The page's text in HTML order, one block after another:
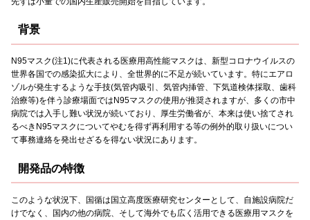
背景
N95マスク(注1)に代表される医療用高性能マスクは、新型コロナウイルスの
世界各国での感染拡大により、全世界的に不足が続いています。特にエアロ
ゾルが発生するような手技(気管内吸引、気管内挿管、下気道検体採取、歯科
治療等)を伴う診療場面ではN95マスクの使用が推奨されますが、多くの市中
病院では入手し難い状況が続いており、厚生労働省が、本来は使い捨てされ
るべきN95マスクについてやむを得ず再利用する等の例外的取り扱いについ
て事務連絡を発出せざるを得ない状況にあります。
開発品の特徴
このような状況下、国循は国立高度医療研究センターとして、自施設病院だ
けでなく、国内の他の病院、そして海外でも広く活用できる医療用マスクを